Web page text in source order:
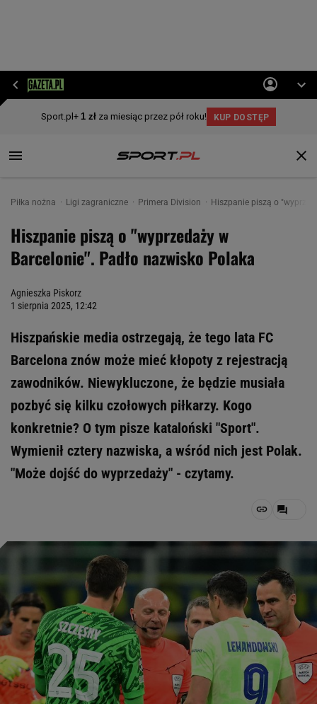
Piłka nożna Ligi zagraniczne Primera Division Hiszpanie piszą o
Hiszpanie piszą o "wyprzedaży w
Barcelonie". Padło nazwisko Polaka
Agnieszka Piskorz
1 sierpnia 2025, 12:42
Hiszpańskie media ostrzegają, że tego lata FC
Barcelona znów może mieć kłopoty z rejestracją
zawodników. Niewykluczone, że będzie musiała
pozbyć się kilku czołowych piłkarzy. Kogo
konkretnie? O tym pisze kataloński "Sport".
Wymienił cztery nazwiska, a wśród nich jest Polak.
"Może dojść do wyprzedaży" - czytamy.